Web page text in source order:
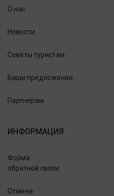
О нас
Новости
Советы туристам
Ваши предложения
Партнерам
ИНФОРМАЦИЯ
Форма
обратной связи
Отмена